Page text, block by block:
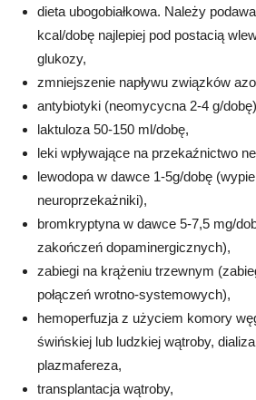
dieta ubogobiałkowa. Należy
kcal/dobę najlepiej pod postacią
glukozy,
zmniejszenie napływu związków
antybiotyki (neomycycna 2-4 g/
laktuloza 50-150 ml/dobę,
leki wpływające na przekaźnictwo
lewodopa w dawce 1-5g/dobę
neuroprzekażniki),
bromkryptyna w dawce 5-7,5 mg/
zakończeń dopaminergicznych),
zabiegi na krążeniu trzewnym
połączeń wrotno-systemowych),
hemoperfuzja z użyciem komory
świńskiej lub ludzkiej wątroby,
plazmafereza,
transplantacja wątroby,